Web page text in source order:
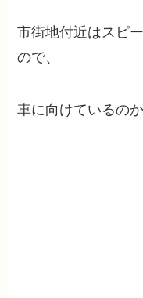
市街地付近はスピ
ので、
車に向けているの